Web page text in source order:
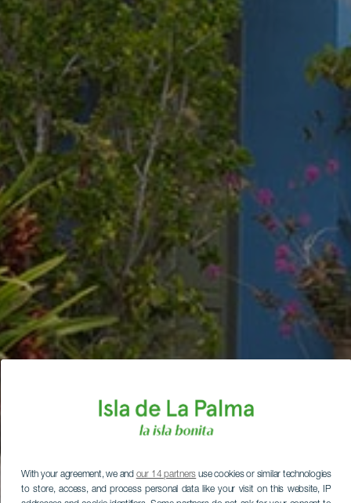
With your agreement, we and our 14 partners use cookies or similar technologies
to store, access, and process personal data like your visit on this website, IP